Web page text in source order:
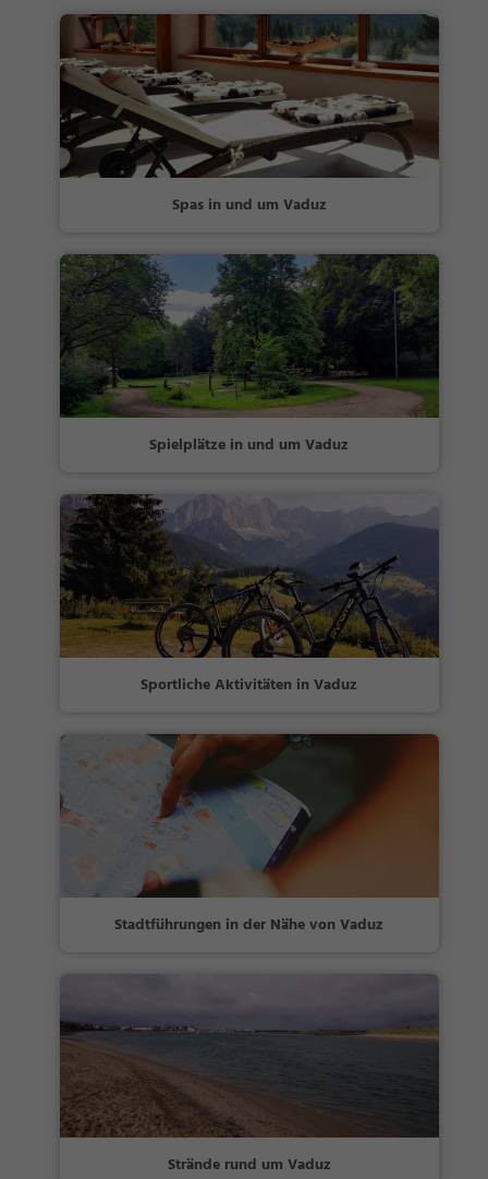
Spas in und um Vaduz
Spielplätze in und um Vaduz
Sportliche Aktivitäten in Vaduz
Stadtführungen in der Nähe von Vaduz
Strände rund um Vaduz